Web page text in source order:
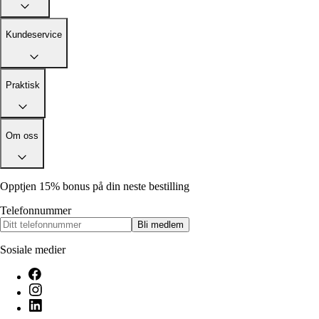
Klær
Informasjon
Tilbehør
Tips og triks
Lukk
Alle artikler
Klær
Reise
Tilbehør
Tips og triks
Målsøm
Lukk
Kundeservice
Praktisk
Om oss
Opptjen 15% bonus på din neste bestilling
Telefonnummer
Bli medlem
Sosiale medier